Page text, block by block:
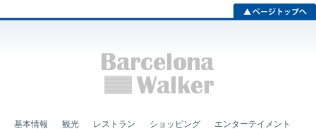
基本情報 観光 レストラン ショッピング エンターテイメント